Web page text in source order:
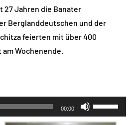
27 Jahren die Banater
Berglanddeutschen und der
feierten mit über 400
Wochenende.
00:00
Pfeiltasten
Hoch/Runter